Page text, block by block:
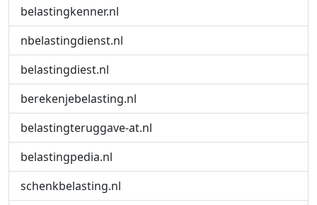
belastingkenner.nl
nbelastingdienst.nl
belastingdiest.nl
berekenjebelasting.nl
belastingteruggave-at.nl
belastingpedia.nl
schenkbelasting.nl